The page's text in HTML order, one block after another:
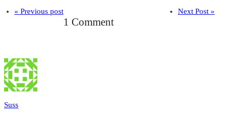
« Previous post Next Post »
1 Comment
Suss